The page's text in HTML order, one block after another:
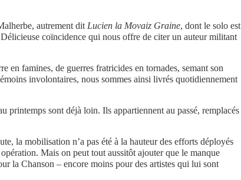
autrement dit Lucien la Movaiz Graine, dont le solo est
coïncidence qui nous offre de citer un auteur militant
en famines, de guerres fratricides en tornades, semant son
involontaires, nous sommes ainsi livrés quotidiennement
printemps sont déjà loin. Ils appartiennent au passé, remplacés
la mobilisation n’a pas été à la hauteur des efforts déployés
Mais on peut tout aussitôt ajouter que le manque
la Chanson – encore moins pour des artistes qui lui sont